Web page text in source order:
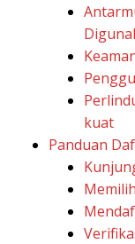
kuat
Panduan